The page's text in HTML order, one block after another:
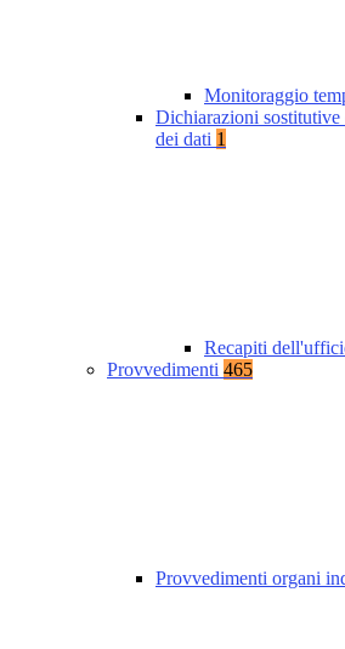
Monitoraggio
Dichiarazioni
dei dati 1
Recapiti
Provvedimenti 465
Provvedimenti organi